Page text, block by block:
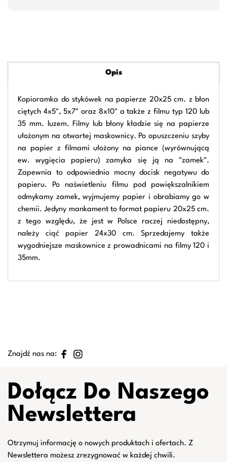
Opis
Kopioramka do stykówek na papierze 20x25 cm. z błon
ciętych 4x5", 5x7" oraz 8x10" a także z filmu typ 120 lub
35 mm. luzem. Filmy lub błony kładzie się na papierze
ułożonym na otwartej maskownicy. Po opuszczeniu szyby
na papier z filmami ułożony na piance (wyrównującą
ew. wygięcia papieru) zamyka się ją na "zamek".
Zapewnia to odpowiednio mocny docisk negatywu do
papieru. Po naświetleniu filmu pod powiększalnikiem
odmykamy zamek, wyjmujemy papier i obrabiamy go w
chemii. Jedyny mankament to format papieru 20x25 cm.
z tego względu, że jest w Polsce raczej niedostępny,
należy ciąć papier 24x30 cm. Sprzedajemy także
wygodniejsze maskownice z prowadnicami na filmy 120 i
35mm.
Znajdź nas na:
Dołącz Do Naszego
Newslettera
Otrzymuj informację o nowych produktach i ofertach. Z
Newslettera możesz zrezygnować w każdej chwili.